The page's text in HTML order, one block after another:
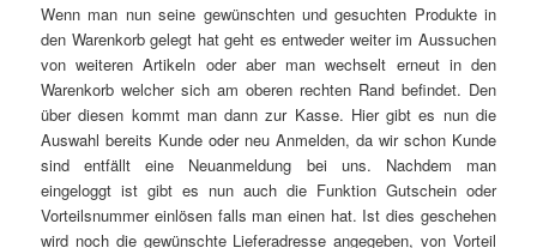
Wenn man nun seine gewünschten und gesuchten Produkte in
den Warenkorb gelegt hat geht es entweder weiter im Aussuchen
von weiteren Artikeln oder aber man wechselt erneut in den
Warenkorb welcher sich am oberen rechten Rand befindet. Den
über diesen kommt man dann zur Kasse. Hier gibt es nun die
Auswahl bereits Kunde oder neu Anmelden, da wir schon Kunde
sind entfällt eine Neuanmeldung bei uns. Nachdem man
eingeloggt ist gibt es nun auch die Funktion Gutschein oder
Vorteilsnummer einlösen falls man einen hat. Ist dies geschehen
wird noch die gewünschte Lieferadresse angegeben, von Vorteil